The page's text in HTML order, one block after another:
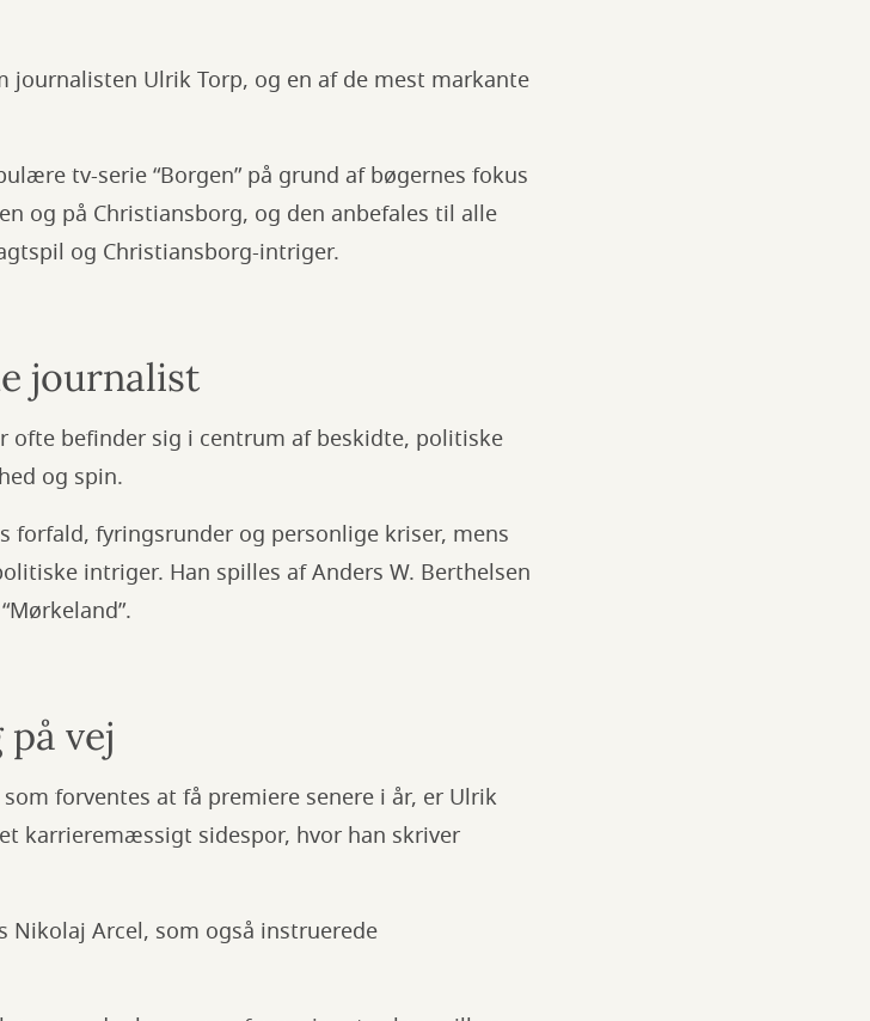
journalisten Ulrik Torp, og en af de mest markante
tv-serie “Borgen” på grund af bøgernes fokus
og på Christiansborg, og den anbefales til alle
og Christiansborg-intriger.
journalist
ofte befinder sig i centrum af beskidte, politiske
og spin.
forfald, fyringsrunder og personlige kriser, mens
intriger. Han spilles af Anders W. Berthelsen
vej
forventes at få premiere senere i år, er Ulrik
karrieremæssigt sidespor, hvor han skriver
Nikolaj Arcel, som også instruerede